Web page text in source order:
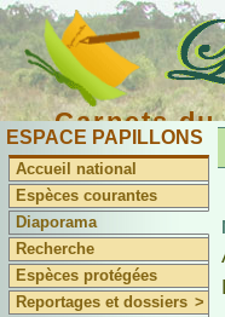
Carnets
ESPACE PAPILLONS
Accueil national
Espèces courantes
Diaporama
Recherche
Espèces protégées
Reportages et dossiers >